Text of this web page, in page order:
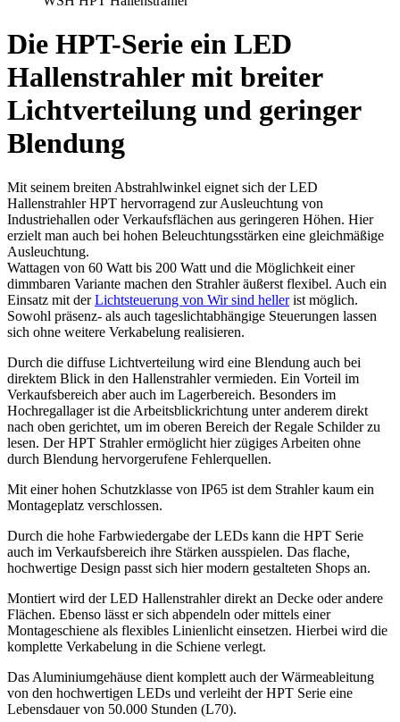
Die HPT-Serie ein LED
Hallenstrahler mit breiter
Lichtverteilung und geringer
Blendung
Mit seinem breiten Abstrahlwinkel eignet sich der LED
Hallenstrahler HPT hervorragend zur Ausleuchtung von
Industriehallen oder Verkaufsflächen aus geringeren Höhen. Hier
erzielt man auch bei hohen Beleuchtungsstärken eine gleichmäßige
Ausleuchtung.
Wattagen von 60 Watt bis 200 Watt und die Möglichkeit einer
dimmbaren Variante machen den Strahler äußerst flexibel. Auch ein
Einsatz mit derLichtsteuerung von Wir sind hellerist möglich.
Sowohl präsenz- als auch tageslichtabhängige Steuerungen lassen
sich ohne weitere Verkabelung realisieren.
Durch die diffuse Lichtverteilung wird eine Blendung auch bei
direktem Blick in den Hallenstrahler vermieden. Ein Vorteil im
Verkaufsbereich aber auch im Lagerbereich. Besonders im
Hochregallager ist die Arbeitsblickrichtung unter anderem direkt
nach oben gerichtet, um im oberen Bereich der Regale Schilder zu
lesen. Der HPT Strahler ermöglicht hier zügiges Arbeiten ohne
durch Blendung hervorgerufene Fehlerquellen.
Mit einer hohen Schutzklasse von IP65 ist dem Strahler kaum ein
Montageplatz verschlossen.
Durch die hohe Farbwiedergabe der LEDs kann die HPT Serie
auch im Verkaufsbereich ihre Stärken ausspielen. Das flache,
hochwertige Design passt sich hier modern gestalteten Shops an.
Montiert wird der LED Hallenstrahler direkt an Decke oder andere
Flächen. Ebenso lässt er sich abpendeln oder mittels einer
Montageschiene als flexibles Linienlicht einsetzen. Hierbei wird die
komplette Verkabelung in die Schiene verlegt.
Das Aluminiumgehäuse dient komplett auch der Wärmeableitung
von den hochwertigen LEDs und verleiht der HPT Serie eine
Lebensdauer von 50.000 Stunden (L70).